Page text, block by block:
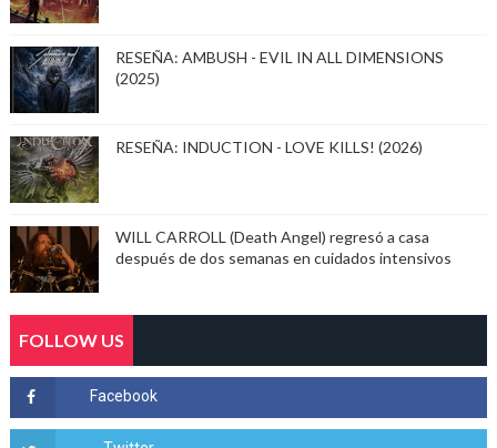
RESEÑA: AMBUSH - EVIL IN ALL DIMENSIONS
(2025)
RESEÑA: INDUCTION - LOVE KILLS! (2026)
WILL CARROLL (Death Angel) regresó a casa
después de dos semanas en cuidados intensivos
FOLLOW US